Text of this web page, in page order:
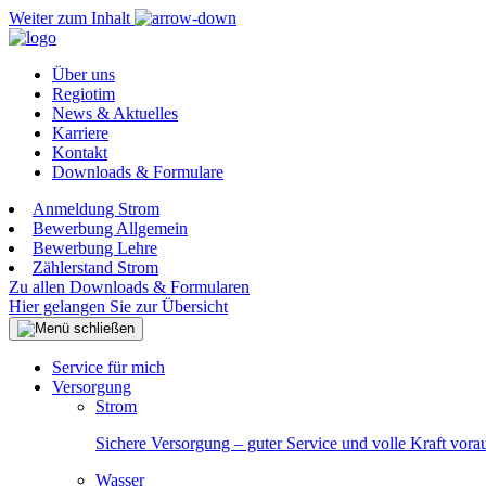
Weiter zum Inhalt
Über uns
Regiotim
News & Aktuelles
Karriere
Kontakt
Downloads & Formulare
Anmeldung Strom
Bewerbung Allgemein
Bewerbung Lehre
Zählerstand Strom
Zu allen Downloads & Formularen
Hier gelangen Sie zur Übersicht
Service für mich
Versorgung
Strom
Sichere Versorgung – guter Service und volle Kraft
Wasser